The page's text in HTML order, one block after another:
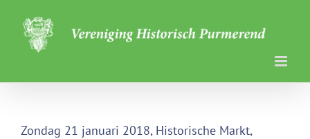
inhoud
Zondag 21 januari 2018, Historische Markt,